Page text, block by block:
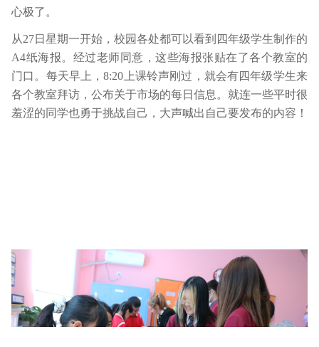
心极了。
从27日星期一开始，校园各处都可以看到四年级学生制作的
A4纸海报。经过老师同意，这些海报张贴在了各个教室的
门口。每天早上，8:20上课铃声刚过，就会有四年级学生来
各个教室拜访，公布关于市场的每日信息。就连一些平时很
羞涩的同学也勇于挑战自己，大声喊出自己要发布的内容！